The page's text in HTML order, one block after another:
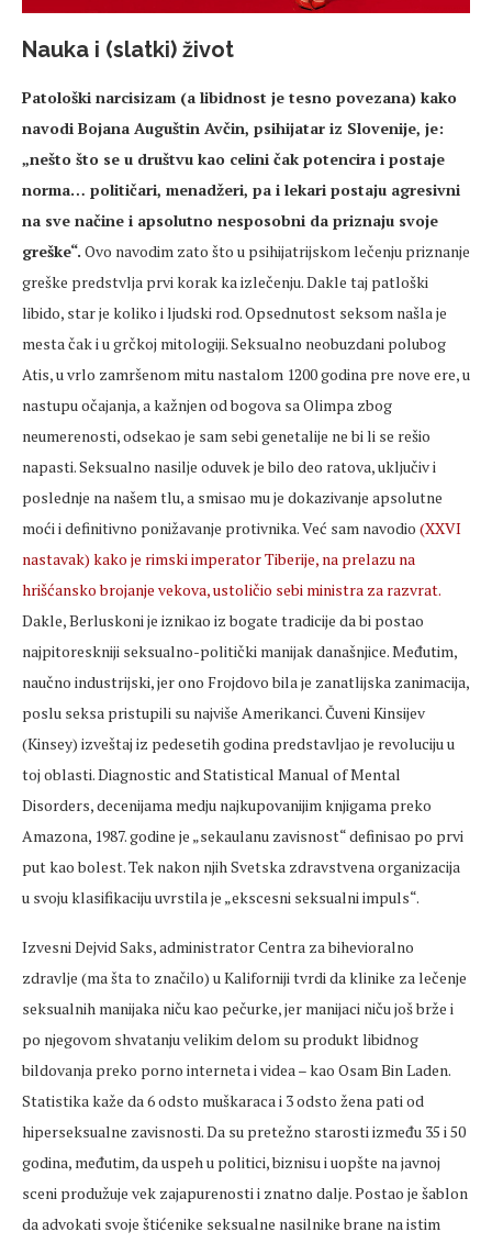
Nauka i (slatki) život
Patološki narcisizam (a libidnost je tesno povezana) kako
navodi Bojana Auguštin Avčin, psihijatar iz Slovenije, je:
„nešto što se u društvu kao celini čak potencira i postaje
norma… političari, menadžeri, pa i lekari postaju agresivni
na sve načine i apsolutno nesposobni da priznaju svoje
greške“. Ovo navodim zato što u psihijatrijskom lečenju priznanje
greške predstvlja prvi korak ka izlečenju. Dakle taj patloški
libido, star je koliko i ljudski rod. Opsednutost seksom našla je
mesta čak i u grčkoj mitologiji. Seksualno neobuzdani polubog
Atis, u vrlo zamršenom mitu nastalom 1200 godina pre nove ere, u
nastupu očajanja, a kažnjen od bogova sa Olimpa zbog
neumerenosti, odsekao je sam sebi genetalije ne bi li se rešio
napasti. Seksualno nasilje oduvek je bilo deo ratova, uključiv i
poslednje na našem tlu, a smisao mu je dokazivanje apsolutne
moći i definitivno ponižavanje protivnika. Već sam navodio (XXVI
nastavak) kako je rimski imperator Tiberije, na prelazu na
hrišćansko brojanje vekova, ustoličio sebi ministra za razvrat.
Dakle, Berluskoni je iznikao iz bogate tradicije da bi postao
najpitoreskniji seksualno-politički manijak današnjice. Međutim,
naučno industrijski, jer ono Frojdovo bila je zanatlijska zanimacija,
poslu seksa pristupili su najviše Amerikanci. Čuveni Kinsijev
(Kinsey) izveštaj iz pedesetih godina predstavljao je revoluciju u
toj oblasti. Diagnostic and Statistical Manual of Mental
Disorders, decenijama medju najkupovanijim knjigama preko
Amazona, 1987. godine je „sekaulanu zavisnost“ definisao po prvi
put kao bolest. Tek nakon njih Svetska zdravstvena organizacija
u svoju klasifikaciju uvrstila je „ekscesni seksualni impuls“.
Izvesni Dejvid Saks, administrator Centra za bihevioralno
zdravlje (ma šta to značilo) u Kaliforniji tvrdi da klinike za lečenje
seksualnih manijaka niču kao pečurke, jer manijaci niču još brže i
po njegovom shvatanju velikim delom su produkt libidnog
bildovanja preko porno interneta i videa – kao Osam Bin Laden.
Statistika kaže da 6 odsto muškaraca i 3 odsto žena pati od
hiperseksualne zavisnosti. Da su pretežno starosti između 35 i 50
godina, međutim, da uspeh u politici, biznisu i uopšte na javnoj
sceni produžuje vek zajapurenosti i znatno dalje. Postao je šablon
da advokati svoje štićenike seksualne nasilnike brane na istim